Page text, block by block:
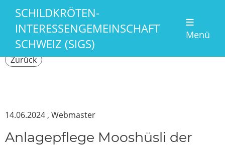
SCHILDKRÖTEN-
INTERESSENGEMEINSCHAFT
SCHWEIZ (SIGS)
Menü
Zurück
14.06.2024 , Webmaster
Anlagepflege Mooshüsli der